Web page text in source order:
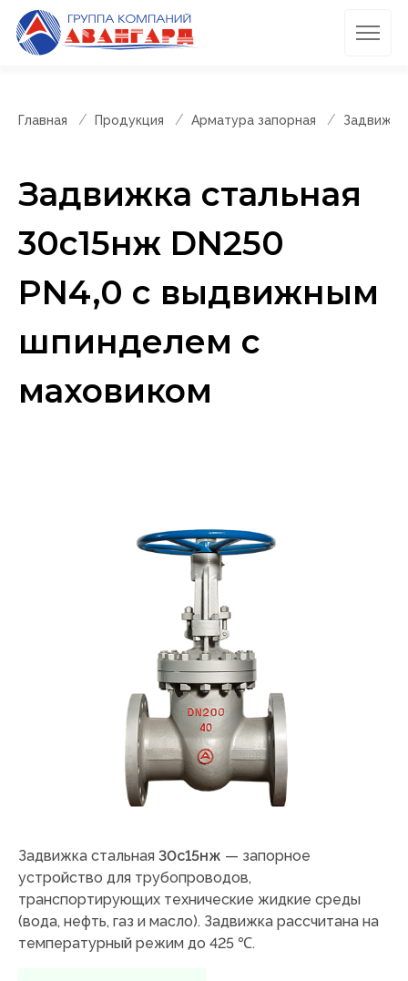
Главная Продукция Арматура запорная
Задвижка стальная
30с15нж DN250
PN4,0 с выдвижным
шпинделем с
маховиком
Задвижка стальная 30с15нж — запорное
устройство для трубопроводов,
транспортирующих технические жидкие среды
(вода, нефть, газ и масло). Задвижка рассчитана на
температурный режим до 425 ℃.